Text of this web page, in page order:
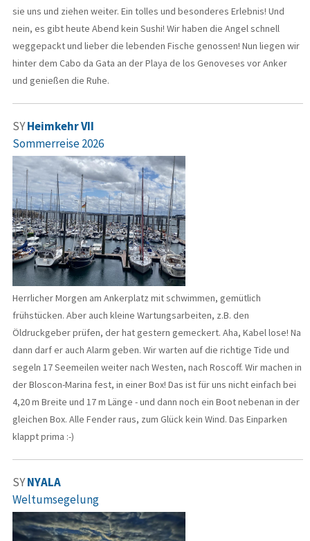
sie uns und ziehen weiter. Ein tolles und besonderes Erlebnis! Und
nein, es gibt heute Abend kein Sushi! Wir haben die Angel schnell
weggepackt und lieber die lebenden Fische genossen! Nun liegen wir
hinter dem Cabo da Gata an der Playa de los Genoveses vor Anker
und genießen die Ruhe.
SYHeimkehr VII
Sommerreise 2026
Herrlicher Morgen am Ankerplatz mit schwimmen, gemütlich
frühstücken. Aber auch kleine Wartungsarbeiten, z.B. den
Öldruckgeber prüfen, der hat gestern gemeckert. Aha, Kabel lose! Na
dann darf er auch Alarm geben. Wir warten auf die richtige Tide und
segeln 17 Seemeilen weiter nach Westen, nach Roscoff. Wir machen in
der Bloscon-Marina fest, in einer Box! Das ist für uns nicht einfach bei
4,20 m Breite und 17 m Länge - und dann noch ein Boot nebenan in der
gleichen Box. Alle Fender raus, zum Glück kein Wind. Das Einparken
klappt prima :-)
SYNYALA
Weltumsegelung